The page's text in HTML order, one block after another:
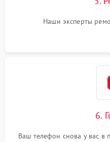
Наши эксперты
6.
Ваш телефон снова у вас в